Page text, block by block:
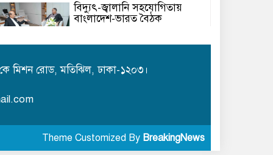
বিদ্যুৎ-জ্বালানি সহযোগিতায়
বাংলাদেশ-ভারত বৈঠক
উপলক্ষে সচেতনতামূলক কর্মসূচি
অনুষ্ঠিত
মিশন রোড, মতিঝিল, ঢাকা-১২০৩।
Theme Customized By BreakingNews